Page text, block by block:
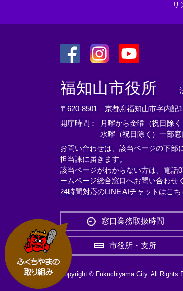
リ
外
部
リ
ン
ク
外
部
リ
ン
ク
外
部
リ
ン
ク
＞
福知山市役所
〒620-8501 京都府福知山市字内記
開庁時間： 月曜から金曜（祝日除
水曜（祝日除く）一部
お問い合わせは、該当ページの下部
担当課に届きます。
該当ページがわからない方は、電話
ームページ総合窓口へお問い合わせ
24時間対応のLINE AIチャットはこち
外
部
リ
窓口業務取扱時間
市役所・支所
Copyright © Fukuchiyama City. All Rights